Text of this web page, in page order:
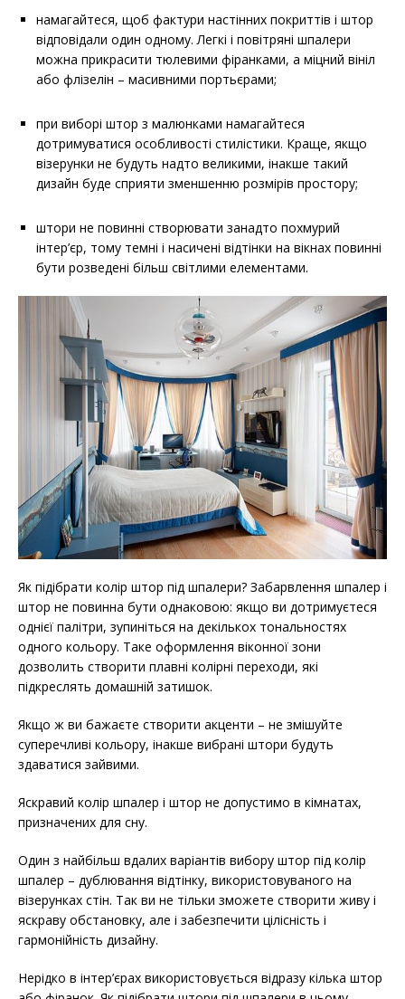
намагайтеся, щоб фактури настінних покриттів і штор
відповідали один одному. Легкі і повітряні шпалери
можна прикрасити тюлевими фіранками, а міцний вініл
або флізелін – масивними портьєрами;
при виборі штор з малюнками намагайтеся
дотримуватися особливості стилістики. Краще, якщо
візерунки не будуть надто великими, інакше такий
дизайн буде сприяти зменшенню розмірів простору;
штори не повинні створювати занадто похмурий
інтер’єр, тому темні і насичені відтінки на вікнах повинні
бути розведені більш світлими елементами.
Як підібрати колір штор під шпалери? Забарвлення шпалер і
штор не повинна бути однаковою: якщо ви дотримуєтеся
однієї палітри, зупиніться на декількох тональностях
одного кольору. Таке оформлення віконної зони
дозволить створити плавні колірні переходи, які
підкреслять домашній затишок.
Якщо ж ви бажаєте створити акценти – не змішуйте
суперечливі кольору, інакше вибрані штори будуть
здаватися зайвими.
Яскравий колір шпалер і штор не допустимо в кімнатах,
призначених для сну.
Один з найбільш вдалих варіантів вибору штор під колір
шпалер – дублювання відтінку, використовуваного на
візерунках стін. Так ви не тільки зможете створити живу і
яскраву обстановку, але і забезпечити цілісність і
гармонійність дизайну.
Нерідко в інтер’єрах використовується відразу кілька штор